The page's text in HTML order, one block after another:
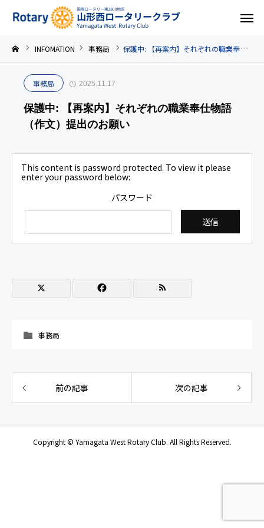
INFOMATION 事務局 保護中: 【再案内】それぞれの職業奉仕物語（作文）提出のお願い
事務局 2025.11.17
保護中: 【再案内】それぞれの職業奉仕物語
（作文）提出のお願い
This content is password protected. To view it please
enter your password below:
パスワード
事務局
前の記事 次の記事
Copyright © Yamagata West Rotary Club. All Rights Reserved.